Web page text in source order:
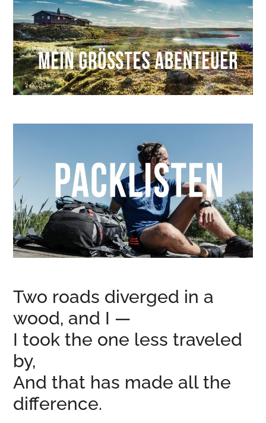
Two roads diverged in a
wood, and I —
I took the one less traveled
by,
And that has made all the
difference.